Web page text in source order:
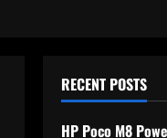
RECENT POSTS
HP Poco M8